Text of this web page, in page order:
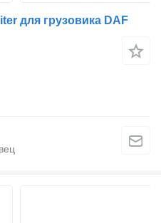
для грузовика DAF